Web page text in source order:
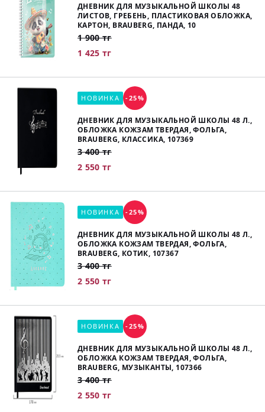
ДНЕВНИК ДЛЯ МУЗЫКАЛЬНОЙ ШКОЛЫ 48
ЛИСТОВ, ГРЕБЕНЬ, ПЛАСТИКОВАЯ ОБЛОЖКА,
КАРТОН, BRAUBERG, ПАНДА, 10
1 900 тг
1 425 тг
НОВИНКА -25%
ДНЕВНИК ДЛЯ МУЗЫКАЛЬНОЙ ШКОЛЫ 48 Л.,
ОБЛОЖКА КОЖЗАМ ТВЕРДАЯ, ФОЛЬГА,
BRAUBERG, КЛАССИКА, 107369
3 400 тг
2 550 тг
НОВИНКА -25%
ДНЕВНИК ДЛЯ МУЗЫКАЛЬНОЙ ШКОЛЫ 48 Л.,
ОБЛОЖКА КОЖЗАМ ТВЕРДАЯ, ФОЛЬГА,
BRAUBERG, КОТИК, 107367
3 400 тг
2 550 тг
НОВИНКА -25%
ДНЕВНИК ДЛЯ МУЗЫКАЛЬНОЙ ШКОЛЫ 48 Л.,
ОБЛОЖКА КОЖЗАМ ТВЕРДАЯ, ФОЛЬГА,
BRAUBERG, МУЗЫКАНТЫ, 107366
3 400 тг
2 550 тг